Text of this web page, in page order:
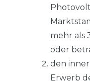
mehr als
oder
den
Erwerb